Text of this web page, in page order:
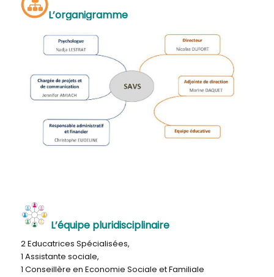
L’organigramme
L’équipe pluridisciplinaire
2 Educatrices Spécialisées,
1 Assistante sociale,
1 Conseillère en Economie Sociale et Familiale